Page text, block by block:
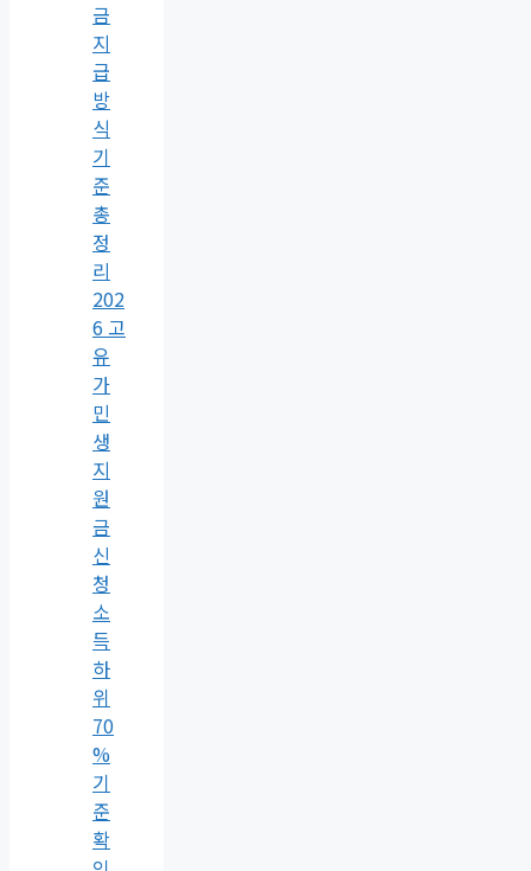
금
지
급
방
식
기
준
총
정
리
202
6 고
유
가
민
생
지
원
금
신
청
소
득
하
위
70
%
기
준
확